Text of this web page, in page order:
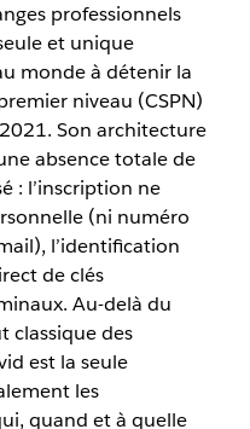
professionnels
et unique
monde à détenir la
niveau (CSPN)
Son architecture
absence totale de
: l’inscription ne
(ni numéro
l’identification
de clés
Au-delà du
classique des
est la seule
les
quand et à quelle